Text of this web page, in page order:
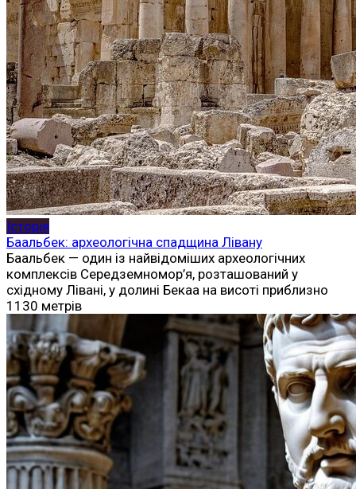
Історія
Баальбек: археологічна спадщина Лівану
Баальбек — один із найвідоміших археологічних
комплексів Середземномор’я, розташований у
східному Лівані, у долині Бекаа на висоті приблизно
1130 метрів